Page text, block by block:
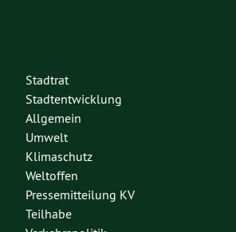
Stadtrat
Stadtentwicklung
Allgemein
Umwelt
Klimaschutz
Weltoffen
Pressemitteilung KV
Teilhabe